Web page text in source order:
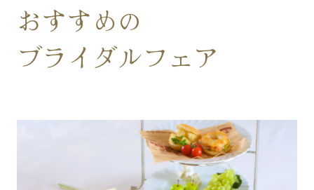
おすすめの
ブライダルフェア